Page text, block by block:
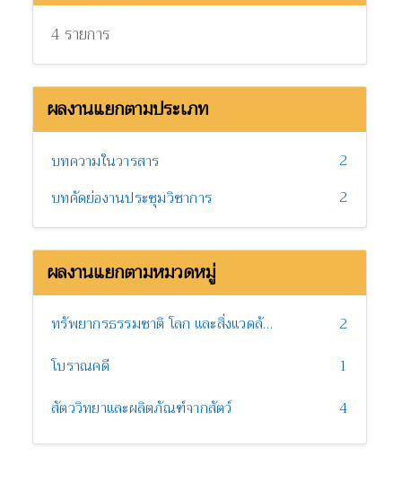
4 รายการ
ผลงานแยกตามประเภท
บทความในวารสาร
2
บทคัดย่องานประชุมวิชาการ
2
ผลงานแยกตามหมวดหมู่
ทรัพยากรธรรมชาติ โลก และสิ่งแวดล้อม
2
โบราณคดี
1
สัตววิทยาและผลิตภัณฑ์จากสัตว์
4